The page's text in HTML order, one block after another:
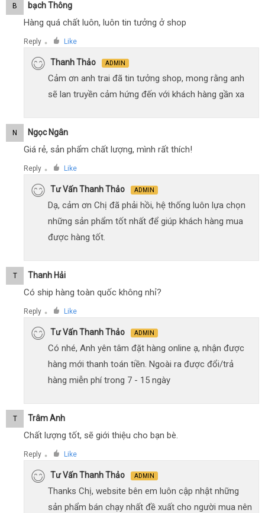
B Bạch Thông
Hàng quá chất luôn, luôn tin tưởng ở shop
Reply ● Like
Thanh Thảo ADMIN
Cảm ơn anh trai đã tin tưởng shop, mong rằng anh
sẽ lan truyền cảm hứng đến với khách hàng gần xa
N Ngọc Ngân
Giá rẻ, sản phẩm chất lượng, mình rất thích!
Reply ● Like
Tư Vấn Thanh Thảo ADMIN
Dạ, cảm ơn Chị đã phải hồi, hệ thống luôn lựa chọn
những sản phẩm tốt nhất để giúp khách hàng mua
được hàng tốt.
T Thanh Hải
Có ship hàng toàn quốc không nhỉ?
Reply ● Like
Tư Vấn Thanh Thảo ADMIN
Có nhé, Anh yên tâm đặt hàng online ạ, nhận được
hàng mới thanh toán tiền. Ngoài ra được đổi/trả
hàng miễn phí trong 7 - 15 ngày
T Trâm Anh
Chất lượng tốt, sẽ giới thiệu cho bạn bè.
Reply ● Like
Tư Vấn Thanh Thảo ADMIN
Thanks Chị, website bên em luôn cập nhật những
sản phẩm bán chạy nhất đề xuất cho người mua nên